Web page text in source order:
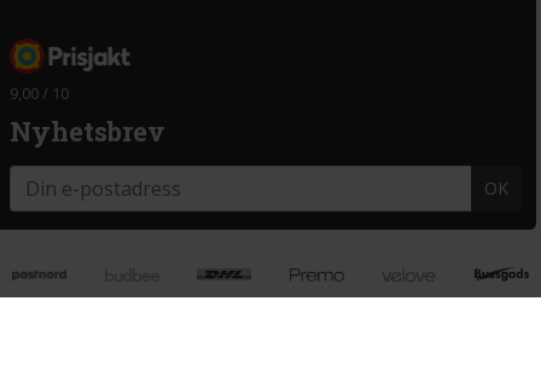
9,00 / 10
Nyhetsbrev
OK